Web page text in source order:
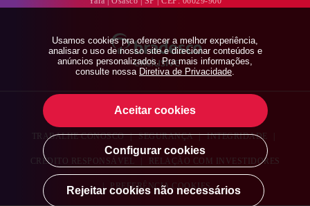
BRADESCO EXPLICA | BRADESCO IMPRENSA
TRABALHE CONOSCO | SEGURANÇA | INTEGRIDADE
CRÉDITO RESPONSÁVEL RELAÇÃO COM INVESTIDORES
| PREFERÊNCIA COOKIES
Usamos cookies pra oferecer a melhor experiência,
analisar o uso de nosso site e direcionar conteúdos e
anúncios personalizados. Pra mais informações,
consulte nossa Diretiva de Privacidade.
Rejeitar cookies não necessários
Configurar cookies
Aceitar cookies